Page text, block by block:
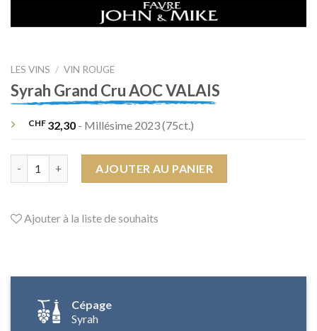
LES VINS / VIN ROUGE
Syrah Grand Cru AOC VALAIS
CHF 32,30 - Millésime 2023 (75ct.)
quantité de Syrah Grand Cru AOC VALAIS
AJOUTER AU PANIER
Ajouter à la liste de souhaits
Cépage
Syrah